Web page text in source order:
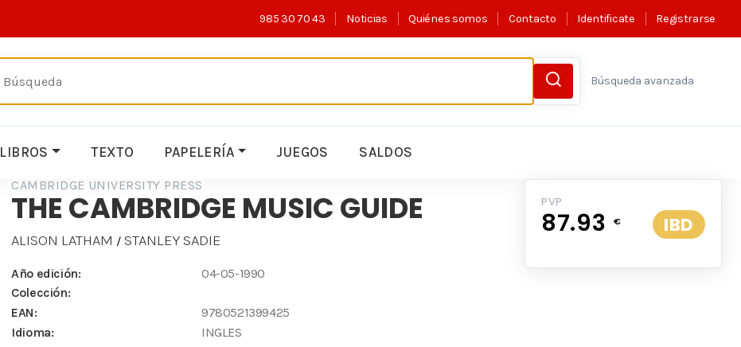
985 30 70 43 Noticias Quiénes somos Contacto Identificate Registrarse
Búsqueda avanzada
LIBROS TEXTO PAPELERÍA JUEGOS SALDOS
CAMBRIDGE UNIVERSITY PRESS
THE CAMBRIDGE MUSIC GUIDE
ALISON LATHAM / STANLEY SADIE
Año edición:
04-05-1990
Colección:
EAN:
9780521399425
Idioma:
INGLES
PVP
87.93 € IBD